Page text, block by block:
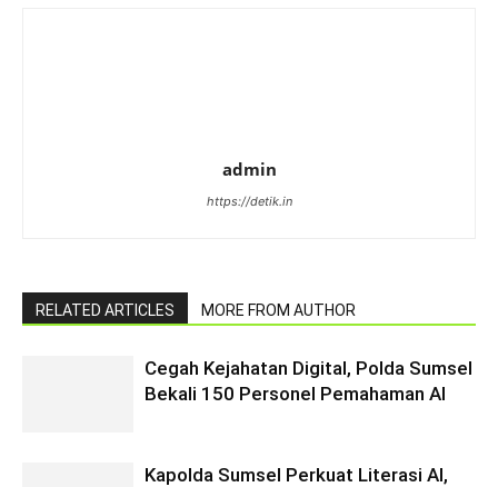
admin
https://detik.in
RELATED ARTICLES MORE FROM AUTHOR
Cegah Kejahatan Digital, Polda Sumsel
Bekali 150 Personel Pemahaman AI
Kapolda Sumsel Perkuat Literasi AI,